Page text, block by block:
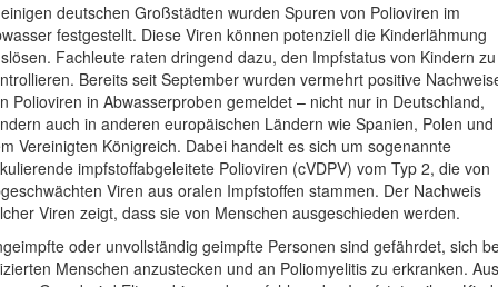
deutschen Großstädten wurden Spuren von Polioviren im
festgestellt. Diese Viren können potenziell die Kinderlähmung
Fachleute raten dringend dazu, den Impfstatus von Kindern zu
Bereits seit September wurden vermehrt positive
Polioviren in Abwasserproben gemeldet – nicht nur in Deutschland,
auch in anderen europäischen Ländern wie Spanien, Polen und
Vereinigten Königreich. Dabei handelt es sich um sogenannte
impfstoffabgeleitete Polioviren (cVDPV) vom Typ 2, die von
Viren aus oralen Impfstoffen stammen. Der Nachweis
Viren zeigt, dass sie von Menschen ausgeschieden werden.
oder unvollständig geimpfte Personen sind gefährdet, sich
Menschen anzustecken und an Poliomyelitis zu erkranken. Aus